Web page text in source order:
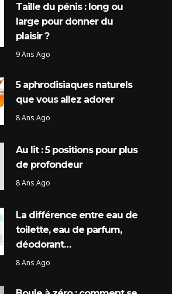
Taille du pénis : long ou
large pour donner du
plaisir ?
9 Ans Ago
5 aphrodisiaques naturels
que vous allez adorer
8 Ans Ago
Au lit : 5 positions pour plus
de profondeur
8 Ans Ago
La différence entre eau de
toilette, eau de parfum,
déodorant…
8 Ans Ago